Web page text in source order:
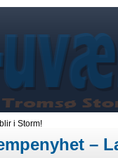
i Storm!
–